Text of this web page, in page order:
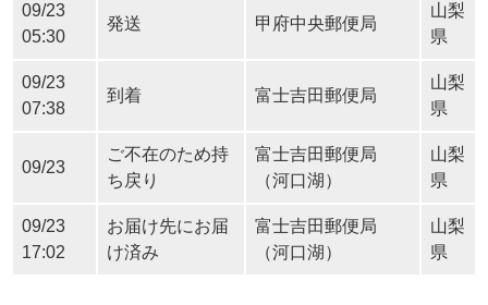
09/23
05:30
発送 甲府中央郵便局
山梨
県
09/23
07:38
到着 富士吉田郵便局
山梨
県
09/23
ご不在のため持
ち戻り
富士吉田郵便局
（河口湖）
山梨
県
09/23
17:02
お届け先にお届
け済み
富士吉田郵便局
（河口湖）
山梨
県